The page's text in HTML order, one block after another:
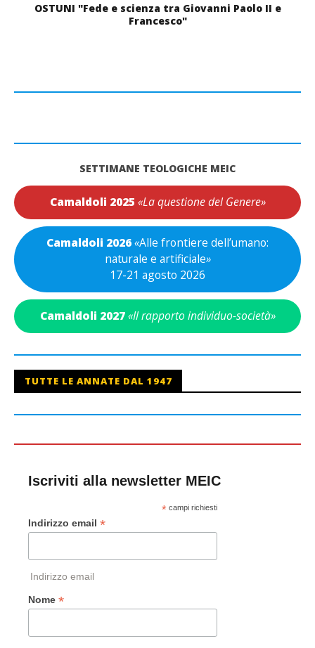
OSTUNI "Fede e scienza tra Giovanni Paolo II e
Francesco"
SETTIMANE TEOLOGICHE MEIC
Camaldoli 2025 «La questione del Genere»
Camaldoli 2026«Alle frontiere dell’umano:
naturale e artificiale»
17-21 agosto 2026
Camaldoli 2027 «Il rapporto individuo-società»
TUTTE LE ANNATE DAL 1947
Iscriviti alla newsletter MEIC
*campi richiesti
Indirizzo email *
Indirizzo email
Nome *